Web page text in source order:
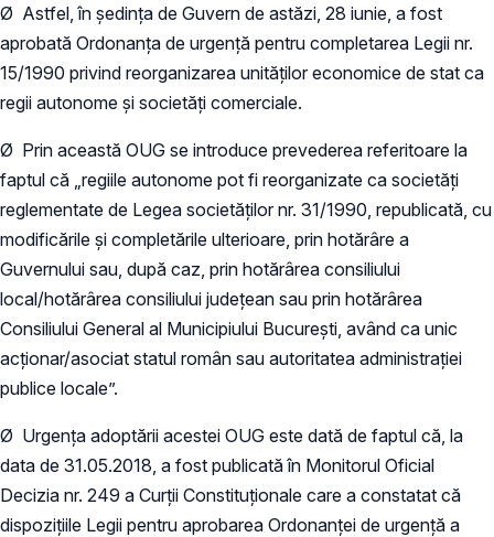
Ø Astfel, în ședința de Guvern de astăzi, 28 iunie, a fost
aprobată Ordonanța de urgență pentru completarea Legii nr.
15/1990 privind reorganizarea unităţilor economice de stat ca
regii autonome şi societăţi comerciale.
Ø Prin această OUG se introduce prevederea referitoare la
faptul că „regiile autonome pot fi reorganizate ca societăți
reglementate de Legea societăților nr. 31/1990, republicată, cu
modificările și completările ulterioare, prin hotărâre a
Guvernului sau, după caz, prin hotărârea consiliului
local/hotărârea consiliului județean sau prin hotărârea
Consiliului General al Municipiului București, având ca unic
acționar/asociat statul român sau autoritatea administrației
publice locale”.
Ø Urgența adoptării acestei OUG este dată de faptul că, la
data de 31.05.2018, a fost publicată în Monitorul Oficial
Decizia nr. 249 a Curții Constituționale care a constatat că
dispozițiile Legii pentru aprobarea Ordonanței de urgență a